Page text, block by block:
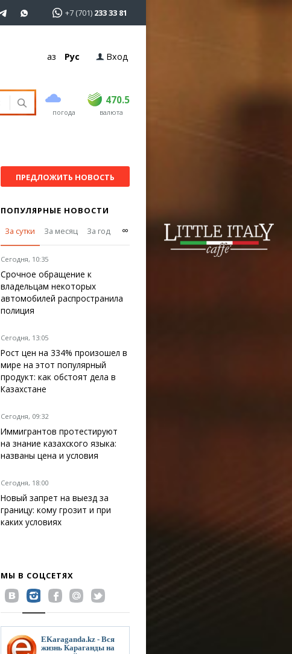
+7 (701) 233 33 81
Қаз Рус Вход
погода
470.5
USD 468.5 470.5
EUR валюта
ПРЕДЛОЖИТЬ НОВОСТЬ
ПОПУЛЯРНЫЕ НОВОСТИ
За сутки
За месяц За год ∞
Сегодня, 10:35
Срочное обращение к
владельцам некоторых
автомобилей распространила
полиция
Сегодня, 13:05
Рост цен на 334% произошел в
мире на этот популярный
продукт: как обстоят дела в
Казахстане
Сегодня, 09:32
Иммигрантов протестируют
на знание казахского языка:
названы цена и условия
Сегодня, 18:00
Новый запрет на выезд за
границу: кому грозит и при
каких условиях
МЫ В СОЦСЕТЯХ
EKaraganda.kz - Вся
жизнь Караганды на